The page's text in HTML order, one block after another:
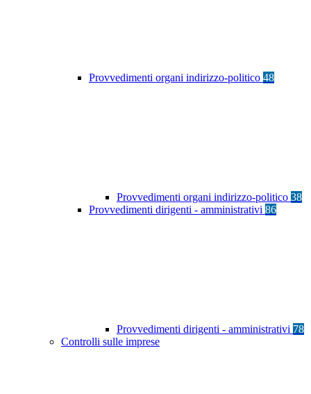
Provvedimenti organi indirizzo-politico 48
Provvedimenti organi indirizzo-politico 38
Provvedimenti dirigenti - amministrativi 86
Provvedimenti dirigenti - amministrativi 78
Controlli sulle imprese